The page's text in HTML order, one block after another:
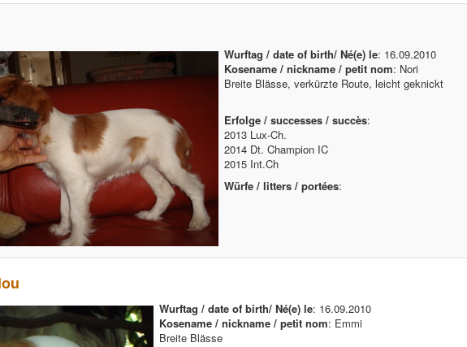
Wurftag / date of birth/ Né(e) le: 16.09.2010
Kosename / nickname / petit nom: Nori
Breite Blässe, verkürzte Route, leicht geknickt
Erfolge / successes / succès:
2013 Lux-Ch.
2014 Dt. Champion IC
2015 Int.Ch
Würfe / litters / portées:
Wurftag / date of birth/ Né(e) le: 16.09.2010
Kosename / nickname / petit nom: Emmi
Breite Blässe